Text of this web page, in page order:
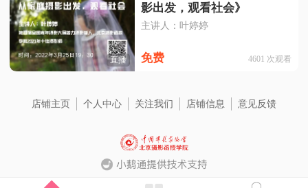
直播
影出发，观看社会》
主讲人：叶婷婷
免费 4601 次观看
店铺主页 个人中心 关注我们 店铺信息 意见反馈